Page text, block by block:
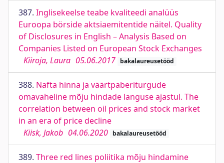
387. Inglisekeelse teabe kvaliteedi analüüs
Euroopa börside aktsiaemitentide näitel. Quality
of Disclosures in English – Analysis Based on
Companies Listed on European Stock Exchanges
Kiiroja, Laura 05.06.2017 bakalaureusetööd
388. Nafta hinna ja väärtpaberiturgude
omavaheline mõju hindade languse ajastul. The
correlation between oil prices and stock market
in an era of price decline
Kiisk, Jakob 04.06.2020 bakalaureusetööd
389. Three red lines poliitika mõju hindamine